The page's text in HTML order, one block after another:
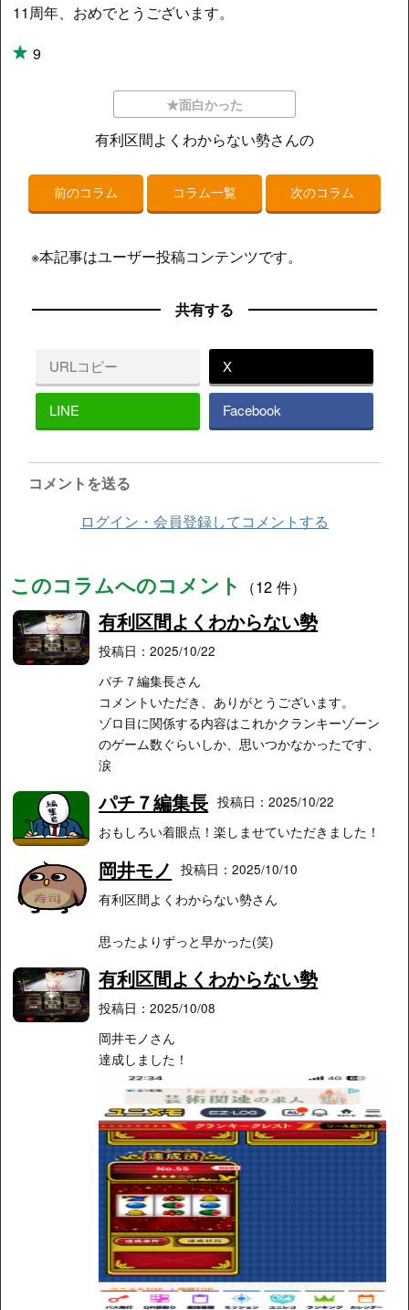
11周年、おめでとうございます。
9
★面白かった
有利区間よくわからない勢さんの
前のコラム コラム一覧 次のコラム
※本記事はユーザー投稿コンテンツです。
共有する
URLコピー X
LINE Facebook
コメントを送る
ログイン・会員登録してコメントする
このコラムへのコメント （12 件）
有利区間よくわからない勢
投稿日：2025/10/22
パチ７編集長さん
コメントいただき、ありがとうございます。
ゾロ目に関係する内容はこれかクランキーゾーン
のゲーム数ぐらいしか、思いつかなかったです、
涙
パチ７編集長 投稿日：2025/10/22
おもしろい着眼点！楽しませていただきました！
岡井モノ
投稿日：2025/10/10
有利区間よくわからない勢さん
思ったよりずっと早かった(笑)
有利区間よくわからない勢
投稿日：2025/10/08
岡井モノさん
達成しました！